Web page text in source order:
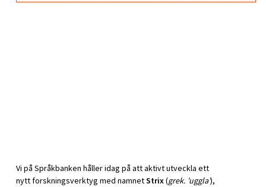
Vi på Språkbanken håller idag på att aktivt utveckla ett
nytt forskningsverktyg med namnetStrix(grek. ’uggla’),